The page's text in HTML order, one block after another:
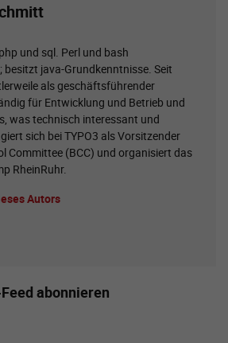
und sql. Perl und bash
java-Grundkenntnisse. Seit
als geschäftsführender
für Entwicklung und Betrieb und
was technisch interessant und
sich bei TYPO3 als Vorsitzender
Committee (BCC) und organisiert das
RheinRuhr.
Autors
abonnieren